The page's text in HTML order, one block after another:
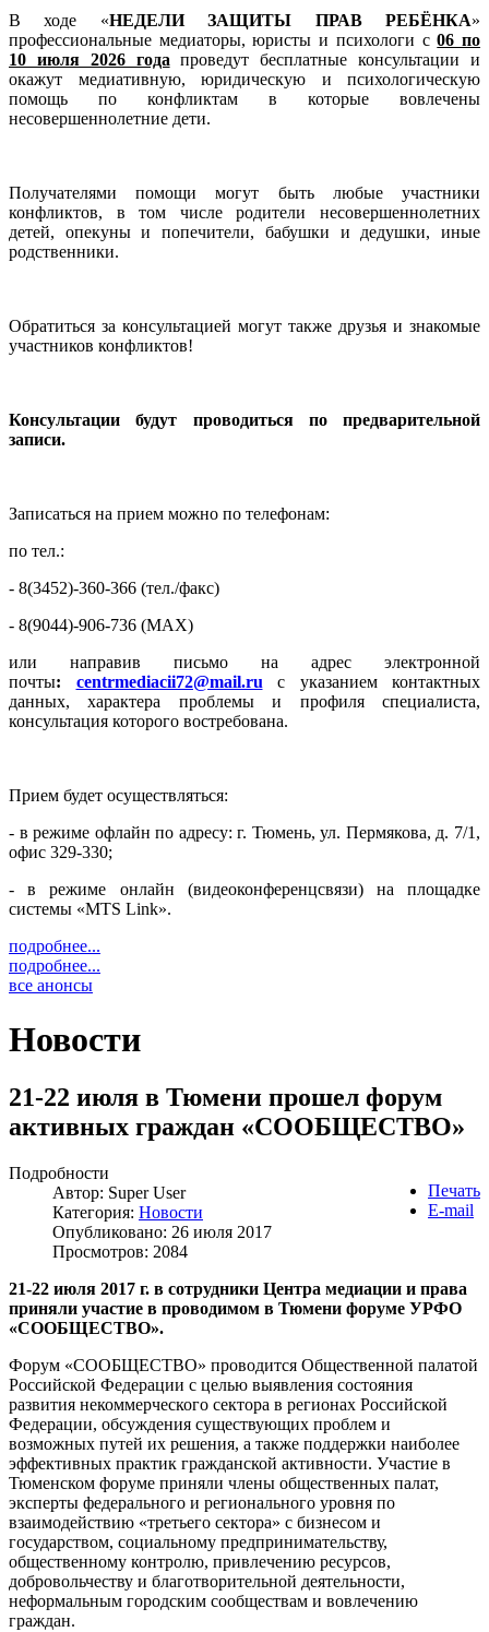
В ходе «НЕДЕЛИ ЗАЩИТЫ ПРАВ РЕБЁНКА»
профессиональные медиаторы, юристы и психологи с06 по
10 июля 2026 года проведут бесплатные консультации и
окажут медиативную, юридическую и психологическую
помощь по конфликтам в которые вовлечены
несовершеннолетние дети.
Получателями помощи могут быть любые участники
конфликтов, в том числе родители несовершеннолетних
детей, опекуны и попечители, бабушки и дедушки, иные
родственники.
Обратиться за консультацией могут также друзья и знакомые
участников конфликтов!
Консультации будут проводиться по предварительной
записи.
Записаться на прием можно по телефонам:
по тел.:
- 8(3452)-360-366 (тел./факс)
- 8(9044)-906-736 (MAX)
или направив письмо на адрес электронной
почты: centrmediacii72@mail.ru с указанием контактных
данных, характера проблемы и профиля специалиста,
консультация которого востребована.
Прием будет осуществляться:
- в режиме офлайн по адресу: г. Тюмень, ул. Пермякова, д. 7/1,
офис 329-330;
- в режиме онлайн (видеоконференцсвязи) на площадке
системы «MTS Link».
подробнее...
подробнее...
все анонсы
Новости
21-22 июля в Тюмени прошел форум
активных граждан «СООБЩЕСТВО»
Печать
E-mail
Подробности
Автор: Super User
Категория: Новости
Опубликовано: 26 июля 2017
Просмотров: 2084
21-22 июля 2017 г. в сотрудники Центра медиации и права
приняли участие в проводимом в Тюмени форуме УРФО
«СООБЩЕСТВО».
Форум «СООБЩЕСТВО» проводится Общественной палатой
Российской Федерации с целью выявления состояния
развития некоммерческого сектора в регионах Российской
Федерации, обсуждения существующих проблем и
возможных путей их решения, а также поддержки наиболее
эффективных практик гражданской активности. Участие в
Тюменском форуме приняли члены общественных палат,
эксперты федерального и регионального уровня по
взаимодействию «третьего сектора» с бизнесом и
государством, социальному предпринимательству,
общественному контролю, привлечению ресурсов,
добровольчеству и благотворительной деятельности,
неформальным городским сообществам и вовлечению
граждан.